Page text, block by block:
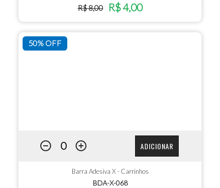
R$ 8,00 R$ 4,00
50% OFF
ADICIONAR
Barra Adesiva X - Carrinhos
BDA-X-068